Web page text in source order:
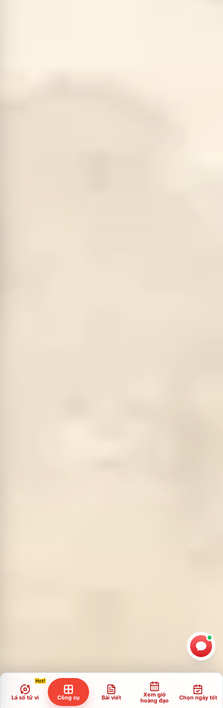
Lá số tử vi Công cụ Bài viết
Xem giờ
hoàng đạo
Chọn ngày tốt